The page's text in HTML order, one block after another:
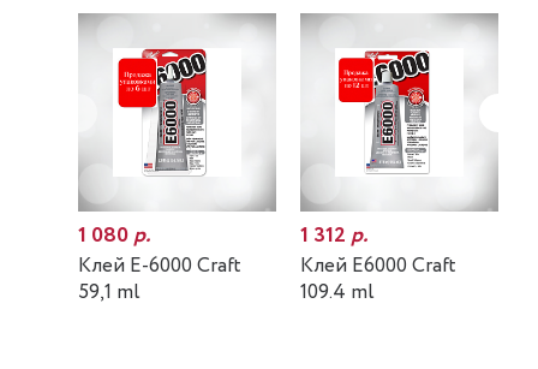
1 080р.
Клей E-6000 Craft
59,1 ml
1 312р.
Клей E6000 Craft
109.4 ml